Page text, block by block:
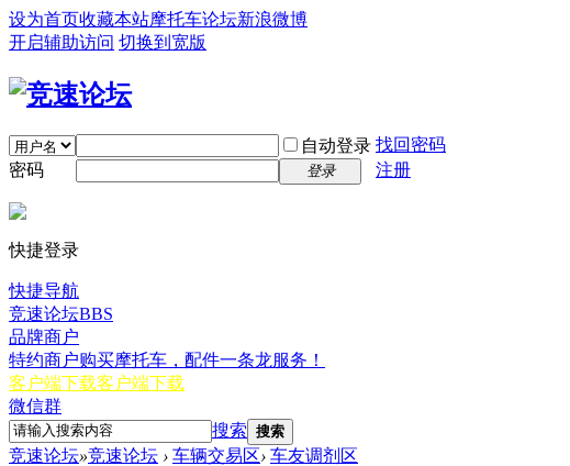
设为首页收藏本站摩托车论坛新浪微博
开启辅助访问 切换到宽版
自动登录 找回密码
密码
登录 注册
快捷登录
快捷导航
竞速论坛BBS
品牌商户
特约商户购买摩托车，配件一条龙服务！
客户端下载客户端下载
微信群
搜索 搜索
竞速论坛»竞速论坛 › 车辆交易区› 车友调剂区